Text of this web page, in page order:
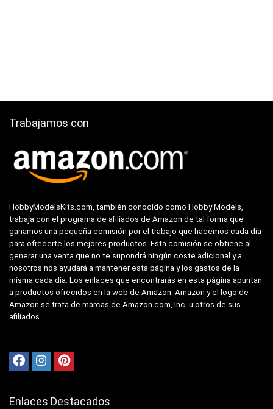
Trabajamos con
HobbyModelsKits.com, también conocido como Hobby Models,
trabaja con el programa de afiliados de Amazon de tal forma que
ganamos una pequeña comisión por el trabajo que hacemos cada día
para ofrecerte los mejores productos. Esta comisión se obtiene al
generar una venta que no te supondrá ningún coste adicional y a
nosotros nos ayudará a mantener esta página y los gastos de la
misma cada día. Los enlaces que encontrarás en esta página apuntan
a productos ofrecidos en la web de Amazon. Amazon y el logo de
Amazon se trata de marcas de Amazon.com, Inc. u otros de sus
afiliados.
Enlaces Destacados